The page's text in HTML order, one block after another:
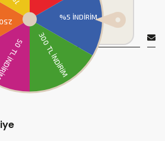
sen haberdar ol!